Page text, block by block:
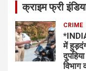
क्राइम फ्री
CRIME
में
विभाग